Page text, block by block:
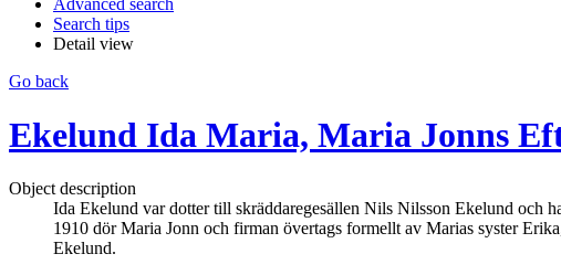
Search tips
Detail view
Go back
Ekelund Ida Maria, Maria Jonns
Object description
Ida Ekelund var dotter till skräddaregesällen Nils Nilsson Ekelund och
1910 dör Maria Jonn och firman övertags formellt av Marias syster
Ekelund.